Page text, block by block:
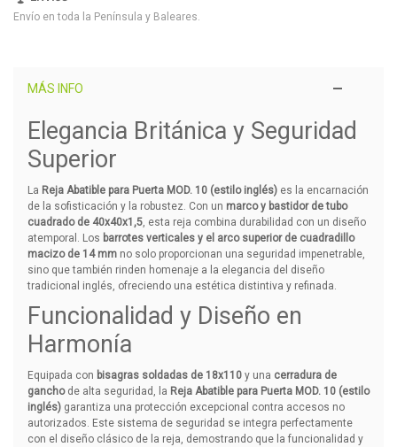
Envío en toda la Península y Baleares.
MÁS INFO
Elegancia Británica y Seguridad
Superior
La Reja Abatible para Puerta MOD. 10 (estilo inglés)es la encarnación
de la sofisticación y la robustez. Con un marco y bastidor de tubo
cuadrado de 40x40x1,5, esta reja combina durabilidad con un diseño
atemporal. Los barrotes verticales y el arco superior de cuadradillo
macizo de 14 mmno solo proporcionan una seguridad impenetrable,
sino que también rinden homenaje a la elegancia del diseño
tradicional inglés, ofreciendo una estética distintiva y refinada.
Funcionalidad y Diseño en
Harmonía
Equipada con bisagras soldadas de 18x110y una cerradura de
ganchode alta seguridad, la Reja Abatible para Puerta MOD. 10 (estilo
inglés)garantiza una protección excepcional contra accesos no
autorizados. Este sistema de seguridad se integra perfectamente
con el diseño clásico de la reja, demostrando que la funcionalidad y